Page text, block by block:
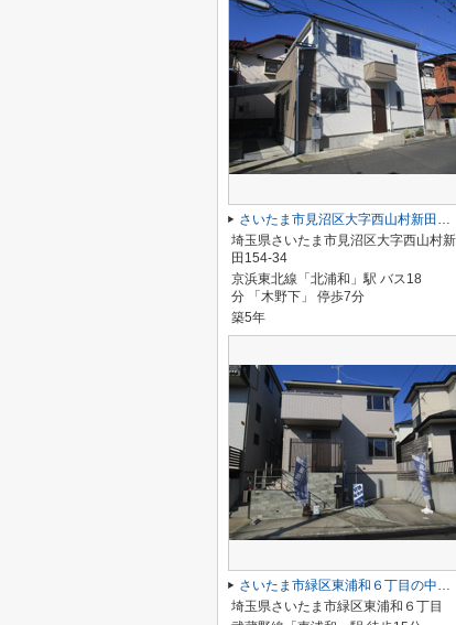
さいたま市見沼区大字西山村新田の中古一戸建
埼玉県さいたま市見沼区大字西山村新
田154-34
京浜東北線「北浦和」駅 バス18
分 「木野下」 停歩7分
築5年
さいたま市緑区東浦和６丁目の中古一戸建
埼玉県さいたま市緑区東浦和６丁目